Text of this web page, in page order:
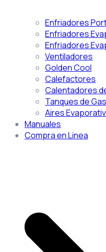
Enfriadores
Enfriadores
Enfriadores
Ventiladores
Golden Cool
Calefactores
Calentadores
Tanques de Gas
Aires
Manuales
Compra en Linea